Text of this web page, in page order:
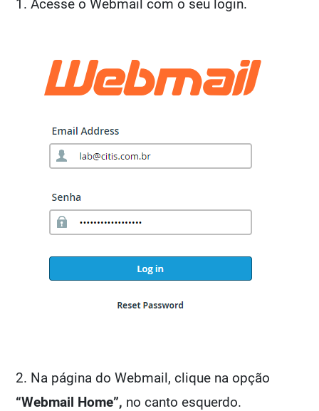
Acesse o Webmail com o seu login.
2. Na página do Webmail, clique na opção
“Webmail Home”, no canto esquerdo.